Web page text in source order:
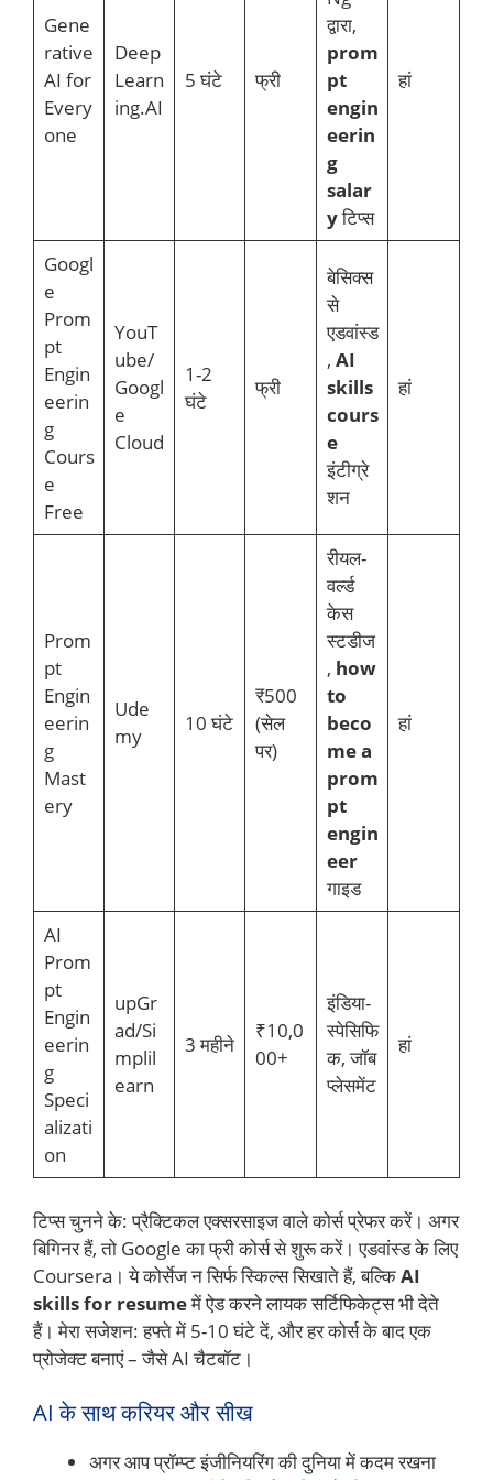
Gene
rative
AI for
Every
one
Deep
Learn
ing.AI
5 घंटे फ्री
द्वारा,
prom
pt
engin
eerin
g
salar
yटिप्स
हां
Googl
e
Prom
pt
Engin
eerin
g
Cours
e
Free
YouT
ube/
Googl
e
Cloud
1-2
घंटे
फ्री
बेसिक्स
से
एडवांस्ड
, AI
skills
cours
e
इंटीग्रे
शन
हां
Prom
pt
Engin
eerin
g
Mast
ery
Ude
my
10 घंटे
₹500
(सेल
पर)
रीयल-
वर्ल्ड
केस
स्टडीज
, how
to
beco
me a
prom
pt
engin
eer
गाइड
हां
AI
Prom
pt
Engin
eerin
g
Speci
alizati
on
upGr
ad/Si
mplil
earn
3 महीने
₹10,0
00+
इंडिया-
स्पेसिफि
क, जॉब
प्लेसमेंट
हां
टिप्स चुनने के: प्रैक्टिकल एक्सरसाइज वाले कोर्स प्रेफर करें। अगर
बिगिनर हैं, तो Google का फ्री कोर्स से शुरू करें। एडवांस्ड के लिए
Coursera। ये कोर्सेज न सिर्फ स्किल्स सिखाते हैं, बल्किAI
skills for resumeमें ऐड करने लायक सर्टिफिकेट्स भी देते
हैं। मेरा सजेशन: हफ्ते में 5-10 घंटे दें, और हर कोर्स के बाद एक
प्रोजेक्ट बनाएं – जैसे AI चैटबॉट।
AI के साथ करियर और सीख
अगर आप प्रॉम्प्ट इंजीनियरिंग की दुनिया में कदम रखना